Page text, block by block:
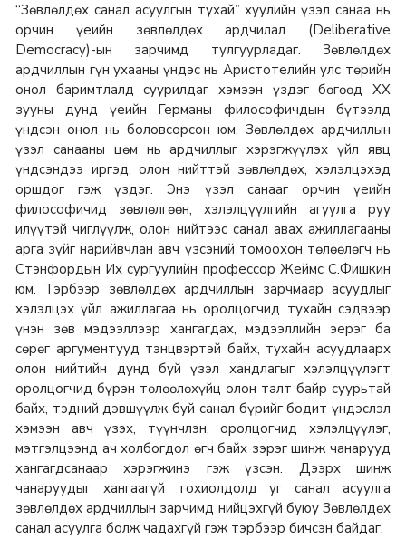
“Зөвлөлдөх санал асуулгын тухай” хуулийн үзэл санаа нь
орчин үеийн зөвлөлдөх ардчилал (Deliberative
Democracy)-ын зарчимд тулгуурладаг. Зөвлөлдөх
ардчиллын гүн ухааны үндэс нь Аристотелийн улс төрийн
онол баримтлалд суурилдаг хэмээн үздэг бөгөөд XX
зууны дунд үеийн Германы философичдын бүтээлд
үндсэн онол нь боловсорсон юм. Зөвлөлдөх ардчиллын
үзэл санааны цөм нь ардчиллыг хэрэгжүүлэх үйл явц
үндсэндээ иргэд, олон нийттэй зөвлөлдөх, хэлэлцэхэд
оршдог гэж үздэг. Энэ үзэл санааг орчин үеийн
философичид зөвлөлгөөн, хэлэлцүүлгийн агуулга руу
илүүтэй чиглүүлж, олон нийтээс санал авах ажиллагааны
арга зүйг нарийвчлан авч үзсэний томоохон төлөөлөгч нь
Стэнфордын Их сургуулийн профессор Жеймс С.Фишкин
юм. Тэрбээр зөвлөлдөх ардчиллын зарчмаар асуудлыг
хэлэлцэх үйл ажиллагаа нь оролцогчид тухайн сэдвээр
үнэн зөв мэдээллээр хангагдах, мэдээллийн эерэг ба
сөрөг аргументууд тэнцвэртэй байх, тухайн асуудлаарх
олон нийтийн дунд буй үзэл хандлагыг хэлэлцүүлэгт
оролцогчид бүрэн төлөөлөхүйц олон талт байр суурьтай
байх, тэдний дэвшүүлж буй санал бүрийг бодит үндэслэл
хэмээн авч үзэх, түүнчлэн, оролцогчид хэлэлцүүлэг,
мэтгэлцээнд ач холбогдол өгч байх зэрэг шинж чанарууд
хангагдсанаар хэрэгжинэ гэж үзсэн. Дээрх шинж
чанаруудыг хангаагүй тохиолдолд уг санал асуулга
зөвлөлдөх ардчиллын зарчимд нийцэхгүй буюу Зөвлөлдөх
санал асуулга болж чадахгүй гэж тэрбээр бичсэн байдаг.